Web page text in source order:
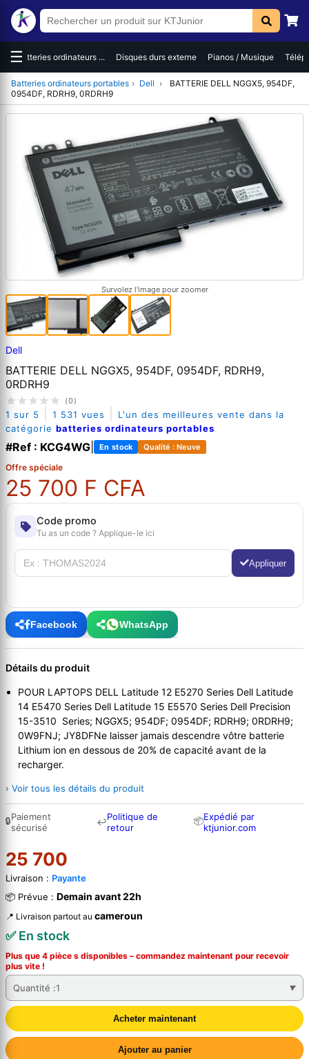
☰Batteries ordinateurs ... Disques durs externe Pianos / Musique
Batteries ordinateurs portables › Dell ›
BATTERIE DELL NGGX5, 954DF,
0954DF, RDRH9, 0RDRH9
Survolez l'image pour zoomer
Dell
BATTERIE DELL NGGX5, 954DF, 0954DF, RDRH9,
0RDRH9
(0)
1 sur 5 1 531 vues
L'un des meilleures vente dans la
catégorie batteries ordinateurs portables
#Ref : KCG4WG En stock Qualité : Neuve
Offre spéciale
25 700 F CFA
Code promo
Tu as un code ? Applique-le ici
Appliquer
Facebook WhatsApp
Détails du produit
POUR LAPTOPS DELL Latitude 12 E5270 Series Dell Latitude
14 E5470 Series Dell Latitude 15 E5570 Series Dell Precision
15-3510 Series; NGGX5; 954DF; 0954DF; RDRH9; 0RDRH9;
0W9FNJ; JY8DFNe laisser jamais descendre vôtre batterie
Lithium ion en dessous de 20% de capacité avant de la
recharger.
› Voir tous les détails du produit
🔒Paiement
sécurisé
↩Politique de
retour
📦Expédié par
ktjunior.com
25 700
Livraison : Payante
📦 Prévue : Demain avant 22h
📍 Livraison partout au cameroun
✅ En stock
Plus que 4 pièce s disponibles – commandez maintenant pour recevoir
plus vite !
Quantité :1
Acheter maintenant
Ajouter au panier